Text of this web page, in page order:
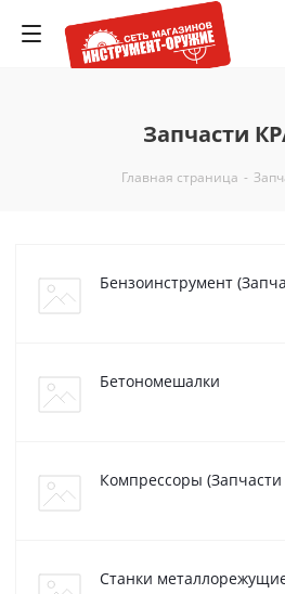
Запчасти
Главная страница -
Бензоинструмент
Бетономешалки
Компрессоры
Станки